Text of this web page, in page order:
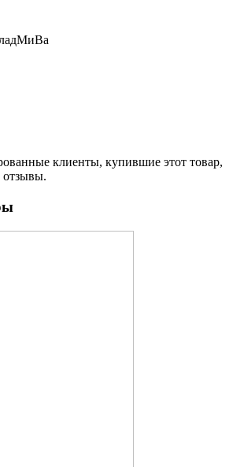
клиенты, купившие этот товар,
отзывы.